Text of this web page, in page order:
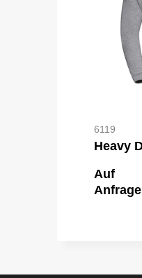
6119
Auf
Anfrage